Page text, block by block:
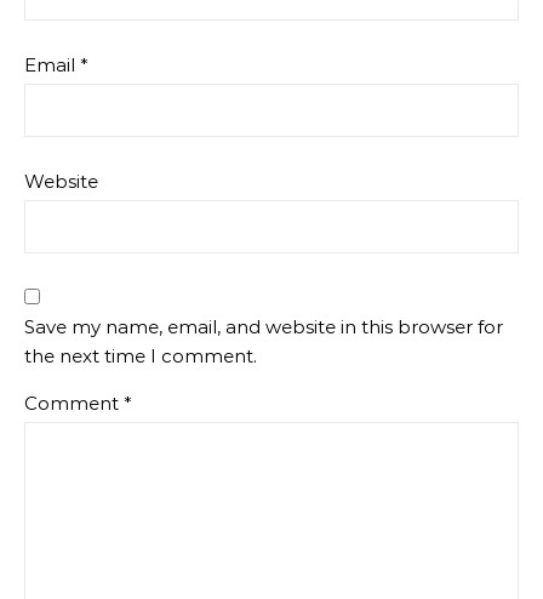
Email *
Website
Save my name, email, and website in this browser for
the next time I comment.
Comment *